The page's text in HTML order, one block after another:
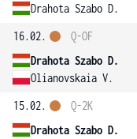
Drahota Szabo D.
16.02.
Drahota Szabo D.
Olianovskaia V.
Q-OF
15.02.
Drahota Szabo D.
Q-2K